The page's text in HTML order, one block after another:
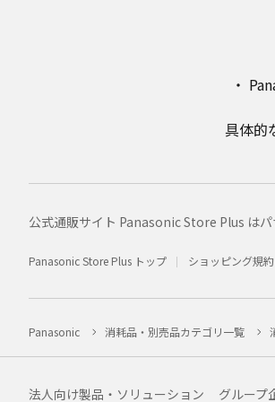
具体的
公式通販サイト Panasonic Store Plus はパ
Panasonic Store Plus トップ ショッピング規約
Panasonic 消耗品・別売品カテゴリ一覧
法人向け製品・ソリューション グループ